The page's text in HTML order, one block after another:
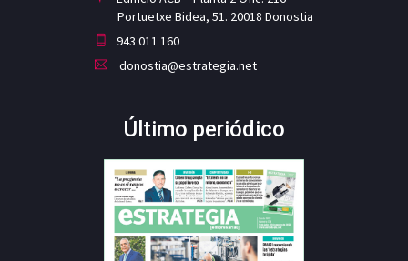
Portuetxe Bidea, 51. 20018 Donostia
943 011 160
donostia@estrategia.net
Último periódico